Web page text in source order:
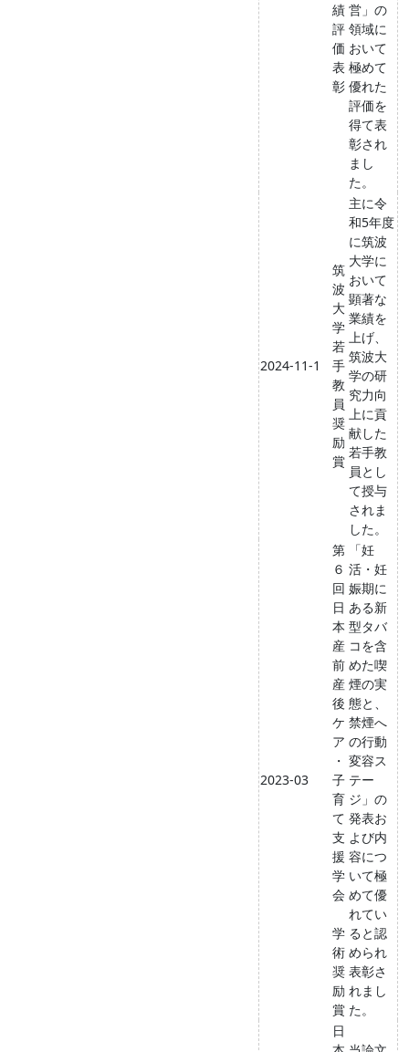
績
評
価
表
彰
営」の
領域に
おいて
極めて
優れた
評価を
得て表
彰され
まし
た。
2024-11-1
筑
波
大
学
若
手
教
員
奨
励
賞
主に令
和5年度
に筑波
大学に
おいて
顕著な
業績を
上げ、
筑波大
学の研
究力向
上に貢
献した
若手教
員とし
て授与
されま
した。
2023-03
第
６
回
日
本
産
前
産
後
ケ
ア
・
子
育
て
支
援
学
会
学
術
奨
励
賞
「妊
活・妊
娠期に
ある新
型タバ
コを含
めた喫
煙の実
態と、
禁煙へ
の行動
変容ス
テー
ジ」の
発表お
よび内
容につ
いて極
めて優
れてい
ると認
められ
表彰さ
れまし
た。
日